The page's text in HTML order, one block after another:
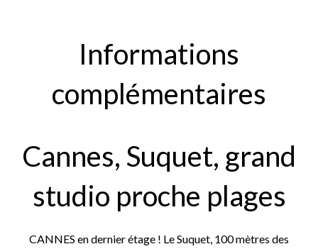
Informations
complémentaires
Cannes, Suquet, grand
studio proche plages
CANNES en dernier étage ! Le Suquet, 100 mètres des